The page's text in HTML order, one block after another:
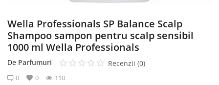
Wella Professionals SP Balance Scalp
Shampoo sampon pentru scalp sensibil
1000 ml Wella Professionals
De Parfumuri Recenzii (0)
0 0 110